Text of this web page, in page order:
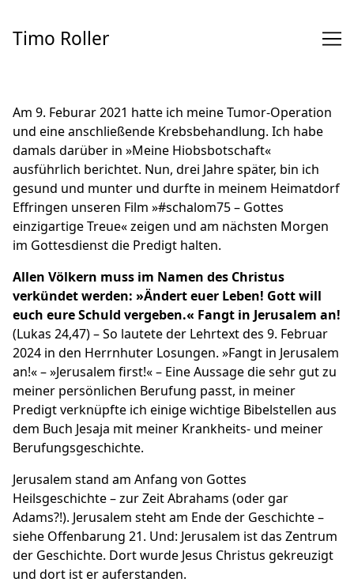
Content
Timo Roller
Am 9. Feburar 2021 hatte ich meine Tumor-Operation
und eine anschließende Krebsbehandlung. Ich habe
damals darüber in »Meine Hiobsbotschaft«
ausführlich berichtet. Nun, drei Jahre später, bin ich
gesund und munter und durfte in meinem Heimatdorf
Effringen unseren Film »#schalom75 – Gottes
einzigartige Treue«zeigen und am nächsten Morgen
im Gottesdienst die Predigt halten.
Allen Völkern muss im Namen des Christus
verkündet werden: »Ändert euer Leben! Gott will
euch eure Schuld vergeben.« Fangt in Jerusalem an!
(Lukas 24,47) – So lautete der Lehrtext des 9. Februar
2024 in den Herrnhuter Losungen. »Fangt in Jerusalem
an!« – »Jerusalem first!« – Eine Aussage die sehr gut zu
meiner persönlichen Berufung passt, in meiner
Predigt verknüpfte ich einige wichtige Bibelstellen aus
dem Buch Jesaja mit meiner Krankheits- und meiner
Berufungsgeschichte.
Jerusalem stand am Anfang von Gottes
Heilsgeschichte – zur Zeit Abrahams (oder gar
Adams?!). Jerusalem steht am Ende der Geschichte –
siehe Offenbarung 21. Und: Jerusalem ist das Zentrum
der Geschichte. Dort wurde Jesus Christus gekreuzigt
und dort ist er auferstanden.